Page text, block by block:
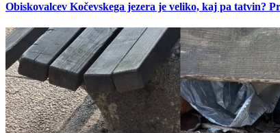
Obiskovalcev Kočevskega jezera je veliko, kaj pa tatvin?